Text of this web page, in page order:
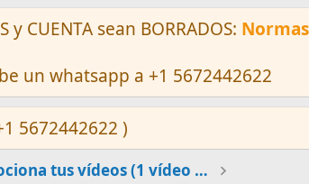
y CUENTA sean BORRADOS:
un whatsapp a +1 5672442622
5672442622 )
Promociona tus vídeos (1 vídeo al día)